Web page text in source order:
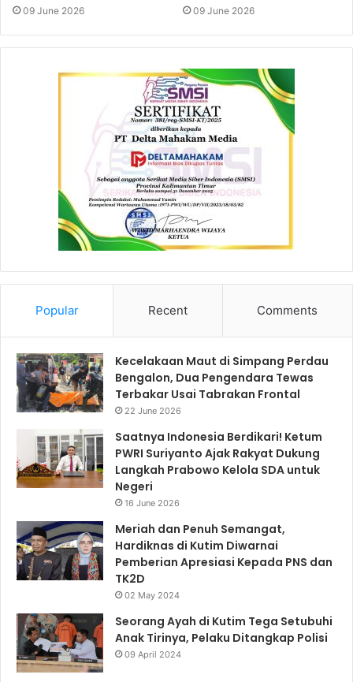
09 June 2026 09 June 2026
Popular Recent Comments
Kecelakaan Maut di Simpang Perdau
Bengalon, Dua Pengendara Tewas
Terbakar Usai Tabrakan Frontal
22 June 2026
Saatnya Indonesia Berdikari! Ketum
PWRI Suriyanto Ajak Rakyat Dukung
Langkah Prabowo Kelola SDA untuk
Negeri
16 June 2026
Meriah dan Penuh Semangat,
Hardiknas di Kutim Diwarnai
Pemberian Apresiasi Kepada PNS dan
TK2D
02 May 2024
Seorang Ayah di Kutim Tega Setubuhi
Anak Tirinya, Pelaku Ditangkap Polisi
09 April 2024